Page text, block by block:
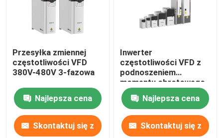
Przesyłka zmiennej
częstotliwości VFD
380V-480V 3-fazowa
Najlepsza cena
Skontaktuj się z
Inwerter
częstotliwości VFD z
podnoszeniem
momentu obrotowego
do 16 stopni 60Hz
Najlepsza cena
Skontaktuj się z